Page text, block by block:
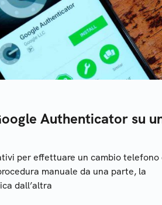
Authenticator su
per effettuare un cambio telefono
manuale da una parte, la
dall’altra